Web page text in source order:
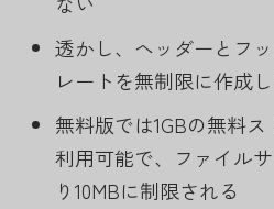
透かし、ヘッダーとフ
レートを無制限に作成
無料版では1GBの無料
利用可能で、ファイル
り10MBに制限される